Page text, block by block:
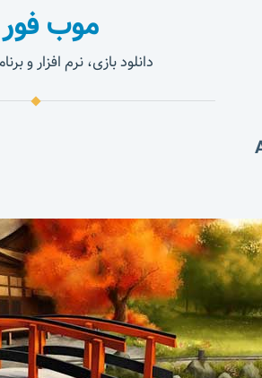
موب
دانلود بازی، نرم افزار و